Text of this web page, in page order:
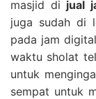
masjid di jual
juga sudah di
pada jam
waktu sholat
untuk
sempat untuk